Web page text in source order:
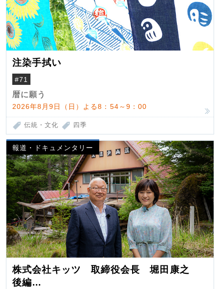
注染手拭い
#71
暦に願う
2026年8月9日（日）よる8：54～9：00
伝統・文化 四季
報道・ドキュメンタリー
株式会社キッツ 取締役会長 堀田康之
後編